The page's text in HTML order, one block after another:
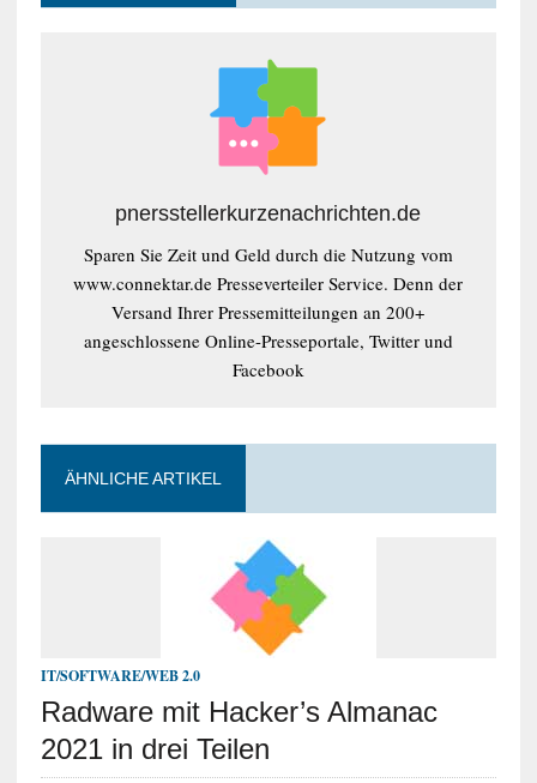
pnersstellerkurzenachrichten.de
Sparen Sie Zeit und Geld durch die Nutzung vom
www.connektar.de Presseverteiler Service. Denn der
Versand Ihrer Pressemitteilungen an 200+
angeschlossene Online-Presseportale, Twitter und
Facebook
ÄHNLICHE ARTIKEL
IT/SOFTWARE/WEB 2.0
Radware mit Hacker’s Almanac
2021 in drei Teilen